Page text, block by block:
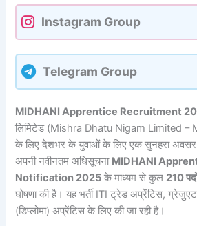
Instagram Group
Telegram Group
MIDHANI Apprentice Recruitment
लिमिटेड (Mishra Dhatu Nigam Limited –
के लिए देशभर के युवाओं के लिए एक सुनहरा अवसर
अपनी नवीनतम अधिसूचना MIDHANI
Notification 2025 के माध्यम से कुल 210
घोषणा की है। यह भर्ती ITI ट्रेड अप्रेंटिस,
(डिप्लोमा) अप्रेंटिस के लिए की जा रही है।